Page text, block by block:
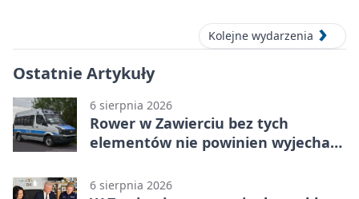
Kolejne wydarzenia
Ostatnie Artykuły
6 sierpnia 2026
Rower w Zawierciu bez tych
elementów nie powinien wyjechać
6 sierpnia 2026